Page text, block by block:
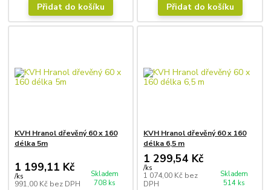
Přidat do košíku Přidat do košíku
KVH Hranol dřevěný 60 x 160
délka 5m
1 199,11 Kč
/ks
991,00 Kč bez DPH
Skladem
708 ks
KVH Hranol dřevěný 60 x 160
délka 6,5 m
1 299,54 Kč
/ks
1 074,00 Kč bez
DPH
Skladem
514 ks